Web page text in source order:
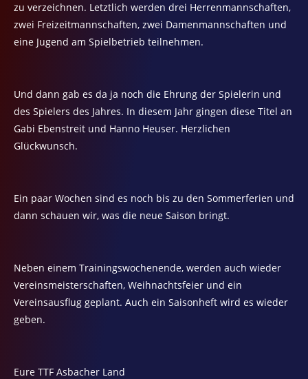
zu verzeichnen. Letztlich werden drei Herrenmannschaften,
zwei Freizeitmannschaften, zwei Damenmannschaften und
eine Jugend am Spielbetrieb teilnehmen.
Und dann gab es da ja noch die Ehrung der Spielerin und
des Spielers des Jahres. In diesem Jahr gingen diese Titel an
Gabi Ebenstreit und Hanno Heuser. Herzlichen
Glückwunsch.
Ein paar Wochen sind es noch bis zu den Sommerferien und
dann schauen wir, was die neue Saison bringt.
Neben einem Trainingswochenende, werden auch wieder
Vereinsmeisterschaften, Weihnachtsfeier und ein
Vereinsausflug geplant. Auch ein Saisonheft wird es wieder
geben.
Eure TTF Asbacher Land